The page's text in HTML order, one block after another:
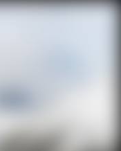
trucs en tout